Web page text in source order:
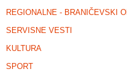
REGIONALNE - BRANIČEVSKI
SERVISNE VESTI
KULTURA
SPORT